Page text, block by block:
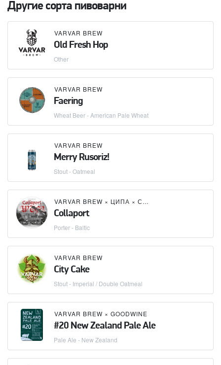
Другие сорта пивоварни
VARVAR BREW
Old Fresh Hop
Other
VARVAR BREW
Faering
Wheat Beer - American Pale Wheat
VARVAR BREW
Merry Rusoriz!
Stout - Oatmeal
VARVAR BREW × ЦИПА × СОЛОМ’ЯНСЬКА БРОВАРНЯ
Collaport
Porter - Baltic
VARVAR BREW
City Cake
Stout - Imperial / Double Oatmeal
VARVAR BREW × GOODWINE
#20 New Zealand Pale Ale
Pale Ale - New Zealand